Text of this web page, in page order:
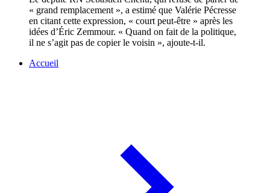
« grand remplacement », a estimé que Valérie Pécresse
en citant cette expression, « court peut-être » après les
idées d’Éric Zemmour. « Quand on fait de la politique,
il ne s’agit pas de copier le voisin », ajoute-t-il.
Accueil